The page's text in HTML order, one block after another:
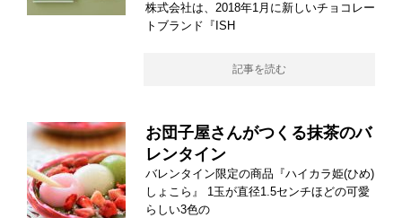
株式会社は、2018年1月に新しいチョコレー
トブランド『ISH
記事を読む
お団子屋さんがつくる抹茶のバ
レンタイン
バレンタイン限定の商品『ハイカラ姫(ひめ)
しょこら』 1玉が直径1.5センチほどの可愛
らしい3色の